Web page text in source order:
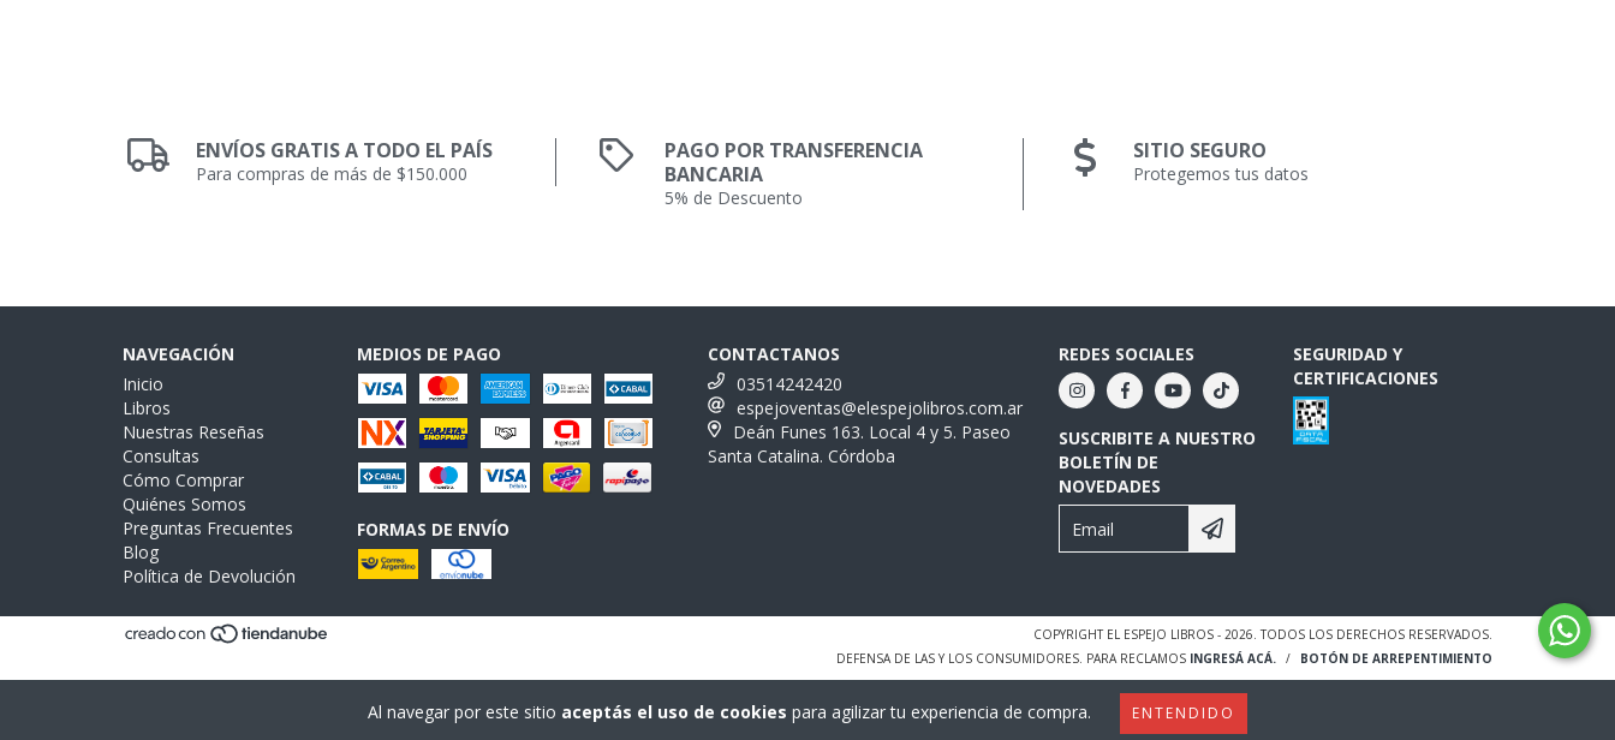
Al navegar por este sitio aceptás el uso de cookies para agilizar tu experiencia de compra. ENTENDIDO
ENVÍOS GRATIS A TODO EL PAÍS
Para compras de más de $150.000
PAGO POR TRANSFERENCIA
BANCARIA
5% de Descuento
SITIO SEGURO
Protegemos tus datos
NAVEGACIÓN
Inicio
Libros
Nuestras Reseñas
Consultas
Cómo Comprar
Quiénes Somos
Preguntas Frecuentes
Blog
Política de Devolución
MEDIOS DE PAGO
FORMAS DE ENVÍO
CONTACTANOS
03514242420
espejoventas@elespejolibros.com.ar
Deán Funes 163. Local 4 y 5. Paseo
Santa Catalina. Córdoba
REDES SOCIALES
SUSCRIBITE A NUESTRO
BOLETÍN DE
NOVEDADES
SEGURIDAD Y
CERTIFICACIONES
COPYRIGHT EL ESPEJO LIBROS - 2026. TODOS LOS DERECHOS RESERVADOS.
DEFENSA DE LAS Y LOS CONSUMIDORES. PARA RECLAMOS INGRESÁ ACÁ. / BOTÓN DE ARREPENTIMIENTO